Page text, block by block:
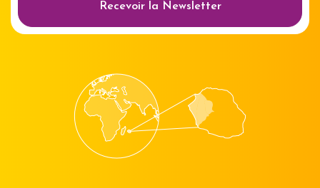
Recevoir la Newsletter